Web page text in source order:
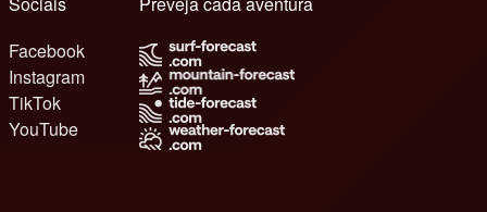
Facebook
Instagram
TikTok
YouTube